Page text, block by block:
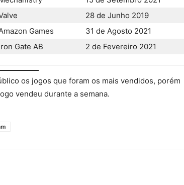
28 de Junho 2019
Games
31 de Agosto 2021
Gate AB 2 de Fevereiro 2021
os jogos que foram os mais vendidos, porém
vendeu durante a semana.